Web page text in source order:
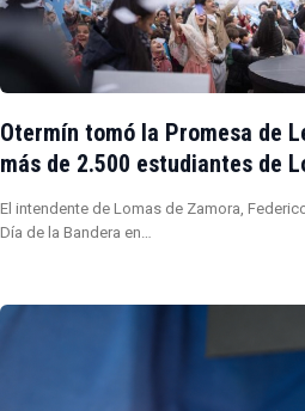
Otermín tomó la Promesa de
más de 2.500 estudiantes de
El intendente de Lomas de Zamora,
Día de la Bandera en…